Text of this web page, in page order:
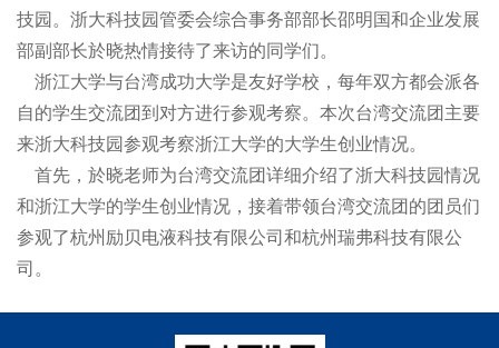
技园。浙大科技园管委会综合事务部部长邵明国和企业发展
部副部长於晓热情接待了来访的同学们。
浙江大学与台湾成功大学是友好学校，每年双方都会派各
自的学生交流团到对方进行参观考察。本次台湾交流团主要
来浙大科技园参观考察浙江大学的大学生创业情况。
首先，於晓老师为台湾交流团详细介绍了浙大科技园情况
和浙江大学的学生创业情况，接着带领台湾交流团的团员们
参观了杭州励贝电液科技有限公司和杭州瑞弗科技有限公
司。